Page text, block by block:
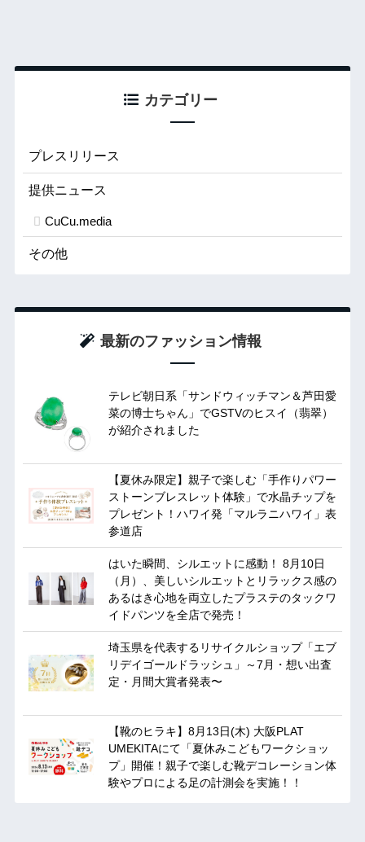
カテゴリー
プレスリリース
提供ニュース
CuCu.media
その他
最新のファッション情報
テレビ朝日系「サンドウィッチマン＆芦田愛
菜の博士ちゃん」でGSTVのヒスイ（翡翠）
が紹介されました
【夏休み限定】親子で楽しむ「手作りパワー
ストーンブレスレット体験」で水晶チップを
プレゼント！ハワイ発「マルラニハワイ」表
参道店
はいた瞬間、シルエットに感動！ 8月10日
（月）、美しいシルエットとリラックス感の
あるはき心地を両立したプラステのタックワ
イドパンツを全店で発売！
埼玉県を代表するリサイクルショップ「エブ
リデイゴールドラッシュ」～7月・想い出査
定・月間大賞者発表〜
【靴のヒラキ】8月13日(木) 大阪PLAT
UMEKITAにて「夏休みこどもワークショッ
プ」開催！親子で楽しむ靴デコレーション体
験やプロによる足の計測会を実施！！